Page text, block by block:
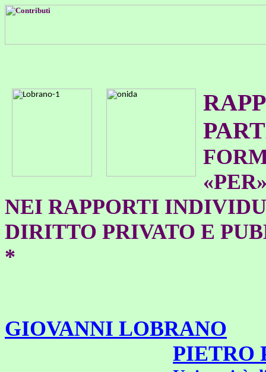
NEI RAPPORTI
DIRITTO PRIVATO E
*
GIOVANNI LOBRANO
PIETRO